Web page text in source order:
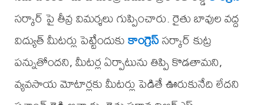
సర్కార్ పై తీవ్ర విమర్శలు గుప్పించారు. రైతు బావుల వద్ద
విద్యుత్ మీటర్లు పెట్టేందుకుకాంగ్రెస్సర్కార్ కుట్ర
పన్నుతోందని, మీటర్ల ఏర్పాటును తిప్పి కొడతామని,
వ్యవసాయ మోటార్లకు మీటర్లు పెడితే ఊరుకునేది లేదని